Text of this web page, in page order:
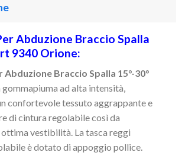
Abduzione Braccio Spalla
9340 Orione:
Abduzione Braccio Spalla 15°-30°
ad alta intensità,
confortevole tessuto aggrappante e
di cintura regolabile così da
vestibilità. La tasca reggi
è dotato di appoggio pollice.